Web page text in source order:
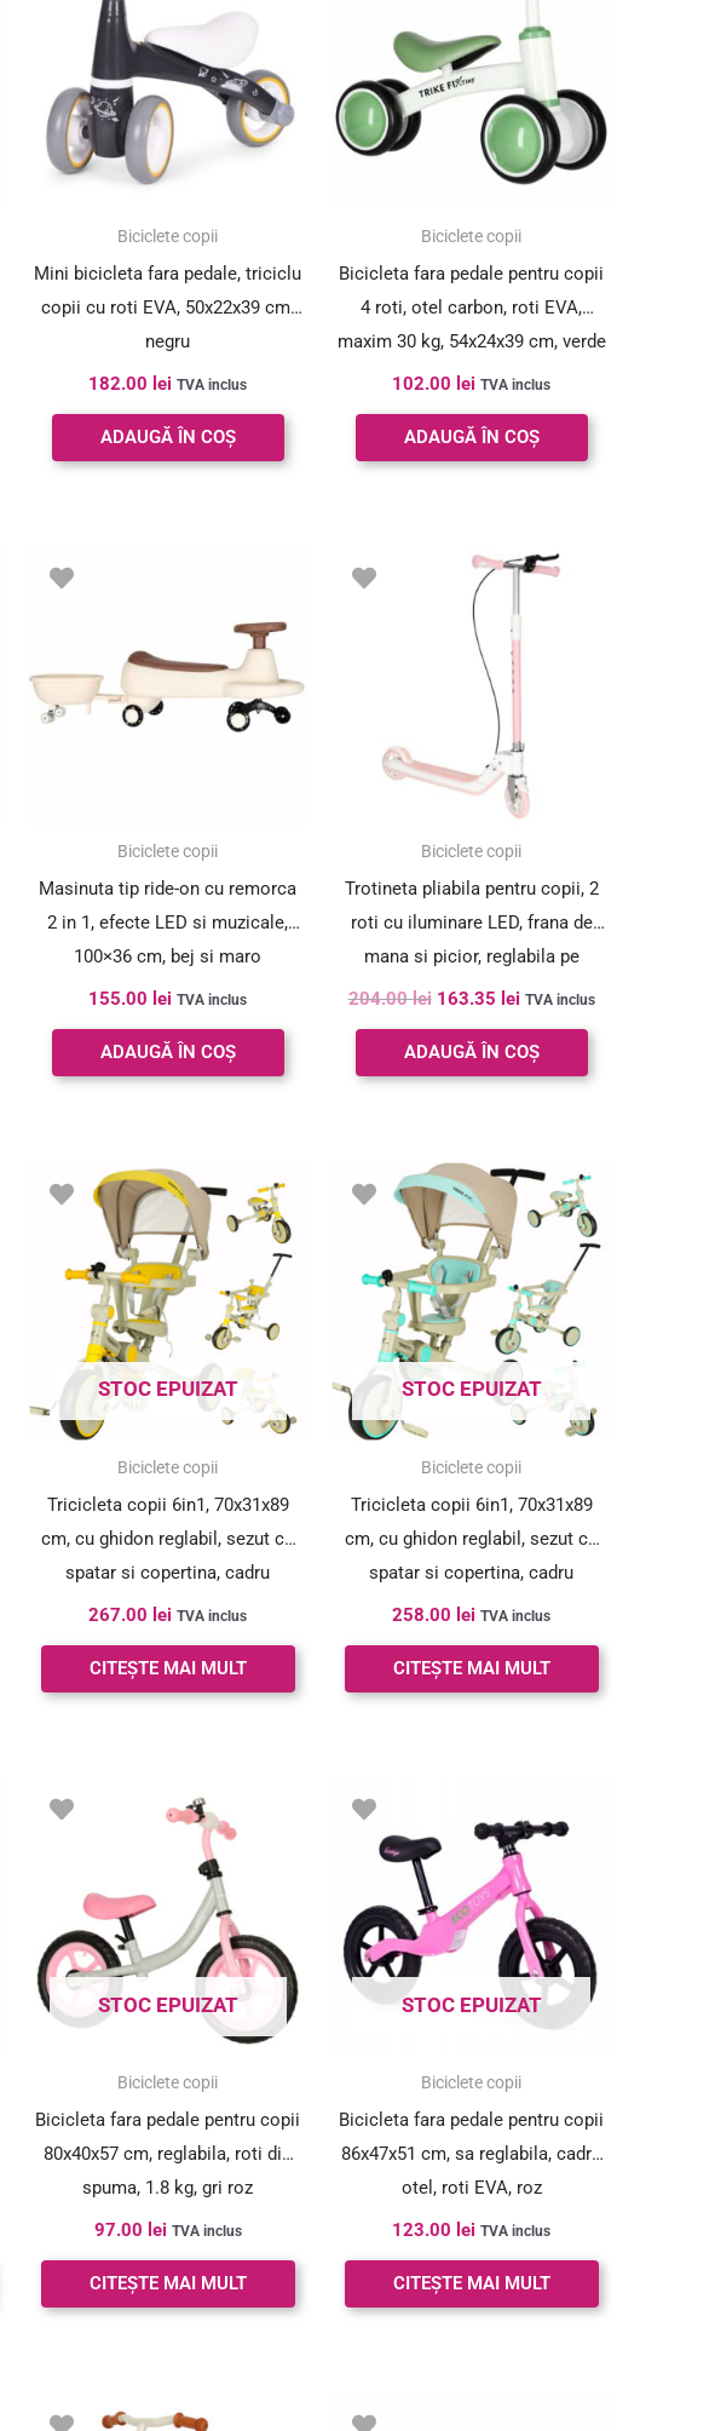
Biciclete copii
Mini bicicleta fara pedale, triciclu
copii cu roti EVA, 50x22x39 cm,
negru
182.00 lei TVA inclus
ADAUGĂ ÎN COȘ
Biciclete copii
Bicicleta fara pedale pentru copii
4 roti, otel carbon, roti EVA,
maxim 30 kg, 54x24x39 cm, verde
si alb
102.00 lei TVA inclus
ADAUGĂ ÎN COȘ
Biciclete copii
Masinuta tip ride-on cu remorca
2 in 1, efecte LED si muzicale,
100×36 cm, bej si maro
155.00 lei TVA inclus
ADAUGĂ ÎN COȘ
SUPER PREȚ!Biciclete copii
Trotineta pliabila pentru copii, 2
roti cu iluminare LED, frana de
mana si picior, reglabila pe
inaltime, maxim 100 kg, 73x36x94
cm, roz si alb
204.00lei
Prețul
inițial
204.00 lei.
163.35 lei
Prețul
curent
TVA inclus
ADAUGĂ ÎN COȘ
STOC EPUIZAT
Biciclete copii
Tricicleta copii 6in1, 70x31x89
cm, cu ghidon reglabil, sezut cu
spatar si copertina, cadru
metalic, galben-gri
267.00 lei TVA inclus
CITEȘTE MAI MULT
STOC EPUIZAT
Biciclete copii
Tricicleta copii 6in1, 70x31x89
cm, cu ghidon reglabil, sezut cu
spatar si copertina, cadru
metalic, albastru-gri
258.00 lei TVA inclus
CITEȘTE MAI MULT
STOC EPUIZAT
Biciclete copii
Bicicleta fara pedale pentru copii
80x40x57 cm, reglabila, roti din
spuma, 1.8 kg, gri roz
97.00 lei TVA inclus
CITEȘTE MAI MULT
STOC EPUIZAT
Biciclete copii
Bicicleta fara pedale pentru copii
86x47x51 cm, sa reglabila, cadru
otel, roti EVA, roz
123.00 lei TVA inclus
CITEȘTE MAI MULT